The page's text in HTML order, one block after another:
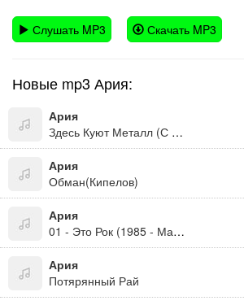
Слушать MP3 Скачать MP3
Новые mp3 Ария:
Ария
Здесь Куют Металл (С Кем Ты)
Ария
Обман(Кипелов)
Ария
01 - Это Рок (1985 - Мания Величия)
Ария
Потярянный Рай